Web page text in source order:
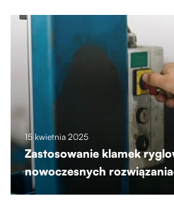
15 kwietnia 2025
Zastosowanie klamek
nowoczesnych